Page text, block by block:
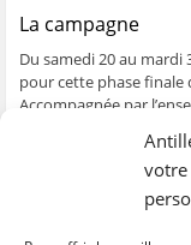
votre
La campagne
Du samedi 20 au mardi
pour cette phase
Accompagnée par
à travers cette
les réseaux sociaux
que poursuivre la